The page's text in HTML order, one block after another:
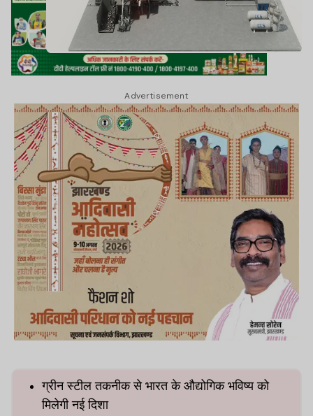
Advertisement
ग्रीन स्टील तकनीक से भारत के औद्योगिक भविष्य को
मिलेगी नई दिशा